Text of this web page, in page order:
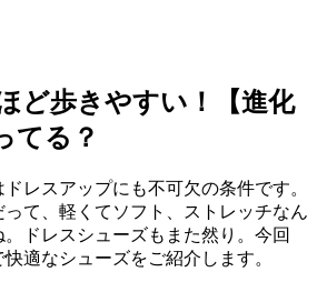
ど歩きやすい！【進化
てる？
レスアップにも不可欠の条件です。
て、軽くてソフト、ストレッチなん
ドレスシューズもまた然り。今回
適なシューズをご紹介します。